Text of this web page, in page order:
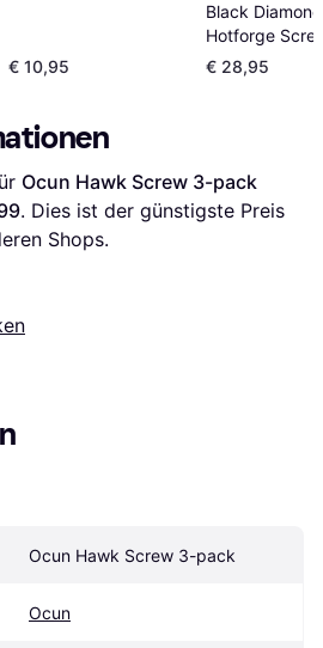
€ 10,95
Black Diamond
Hotforge
3-pack
€ 28,95
Ocun Hawk Screw 3-pack
. Dies ist der günstigste Preis
Shops.
Ocun Hawk Screw 3-pack
Ocun